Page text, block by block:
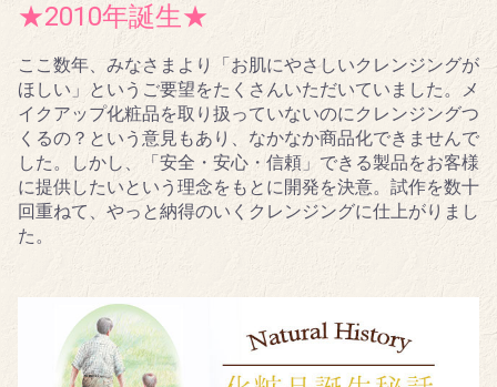
★2010年誕生★
ここ数年、みなさまより「お肌にやさしいクレンジングが
ほしい」というご要望をたくさんいただいていました。メ
イクアップ化粧品を取り扱っていないのにクレンジングつ
くるの？という意見もあり、なかなか商品化できませんで
した。しかし、「安全・安心・信頼」できる製品をお客様
に提供したいという理念をもとに開発を決意。試作を数十
回重ねて、やっと納得のいくクレンジングに仕上がりまし
た。